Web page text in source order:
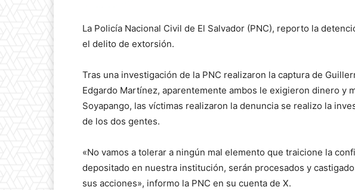
La Policía Nacional Civil de El Salvador (PNC), reporto la
el delito de extorsión.
Tras una investigación de la PNC realizaron la captura de
Edgardo Martínez, aparentemente ambos le exigieron dinero y
Soyapango, las víctimas realizaron la denuncia se realizo la
de los dos gentes.
«No vamos a tolerar a ningún mal elemento que traicione la
depositado en nuestra institución, serán procesados y
sus acciones», informo la PNC en su cuenta de X.